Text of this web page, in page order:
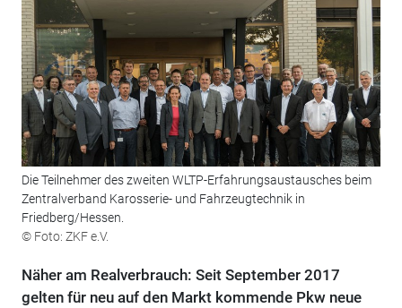
Die Teilnehmer des zweiten WLTP-Erfahrungsaustausches beim
Zentralverband Karosserie- und Fahrzeugtechnik in
Friedberg/Hessen.
© Foto: ZKF e.V.
Näher am Realverbrauch: Seit September 2017
gelten für neu auf den Markt kommende Pkw neue